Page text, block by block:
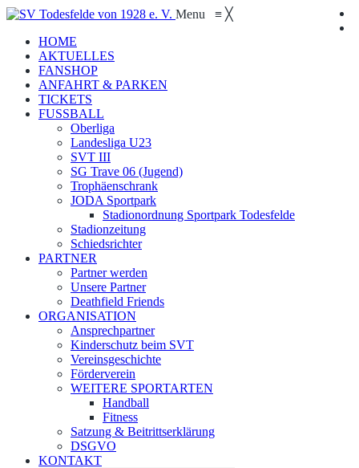
Menu ≡ ╳
HOME
AKTUELLES
FANSHOP
ANFAHRT & PARKEN
TICKETS
FUSSBALL
Oberliga
Landesliga U23
SVT III
SG Trave 06 (Jugend)
Trophäenschrank
JODA Sportpark
Stadionordnung Sportpark Todesfelde
Stadionzeitung
Schiedsrichter
PARTNER
Partner werden
Unsere Partner
Deathfield Friends
ORGANISATION
Ansprechpartner
Kinderschutz beim SVT
Vereinsgeschichte
Förderverein
WEITERE SPORTARTEN
Handball
Fitness
Satzung & Beitrittserklärung
DSGVO
KONTAKT